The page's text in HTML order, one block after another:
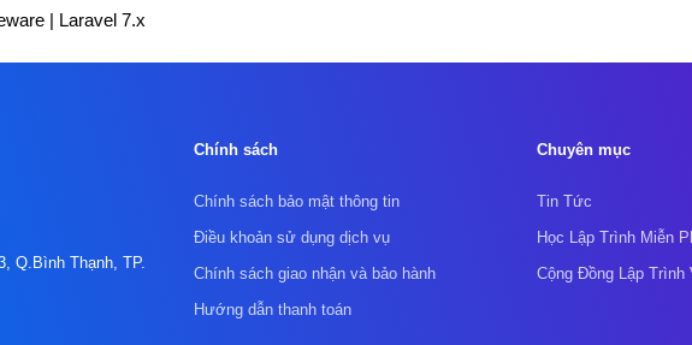
| Laravel 7.x
Q.Bình Thạnh, TP.
Chính sách
Chính sách bảo mật thông tin
Điều khoản sử dụng dịch vụ
Chính sách giao nhận và bảo hành
Hướng dẫn thanh toán
Chuyên mục
Tin Tức
Học Lập Trình Miễn
Cộng Đồng Lập Trình